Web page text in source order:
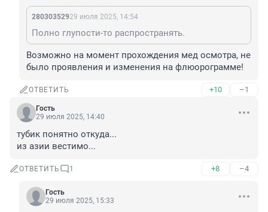
28030352929 июля 2025, 14:54
Полно глупости-то распространять.
Возможно на момент прохождения мед осмотра, не
было проявления и изменения на флюорограмме!
ОТВЕТИТЬ +10 –1
Гость
29 июля 2025, 14:40
тубик понятно откуда...
из азии вестимо...
ОТВЕТИТЬ 1 +8 –4
Гость
29 июля 2025, 15:33